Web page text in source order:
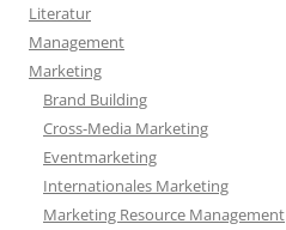
Literatur
Management
Marketing
Brand Building
Cross-Media Marketing
Eventmarketing
Internationales Marketing
Marketing Resource Management